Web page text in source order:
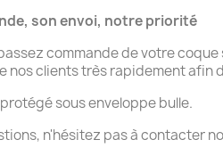
son envoi, notre priorité
commande de votre
nos clients très rapidement afin
sous enveloppe bulle.
n'hésitez pas à contacter